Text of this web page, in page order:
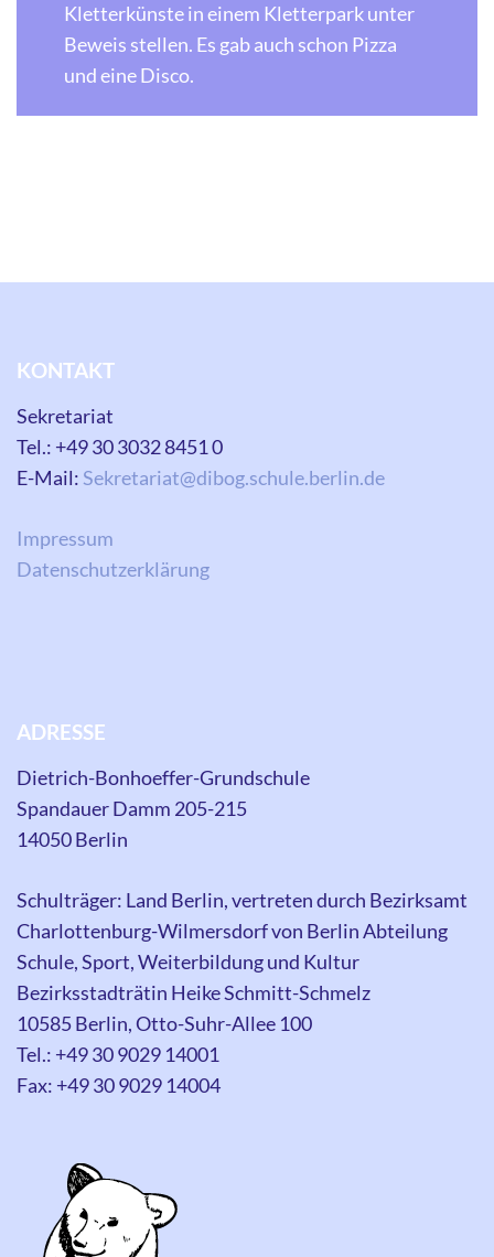
Kletterkünste in einem Kletterpark unter
Beweis stellen. Es gab auch schon Pizza
und eine Disco.
KONTAKT
Sekretariat
Tel.: +49 30 3032 8451 0
E-Mail: Sekretariat@dibog.schule.berlin.de
Impressum
Datenschutzerklärung
ADRESSE
Dietrich-Bonhoeffer-Grundschule
Spandauer Damm 205-215
14050 Berlin
Schulträger: Land Berlin, vertreten durch Bezirksamt
Charlottenburg-Wilmersdorf von Berlin Abteilung
Schule, Sport, Weiterbildung und Kultur
Bezirksstadträtin Heike Schmitt-Schmelz
10585 Berlin, Otto-Suhr-Allee 100
Tel.: +49 30 9029 14001
Fax: +49 30 9029 14004